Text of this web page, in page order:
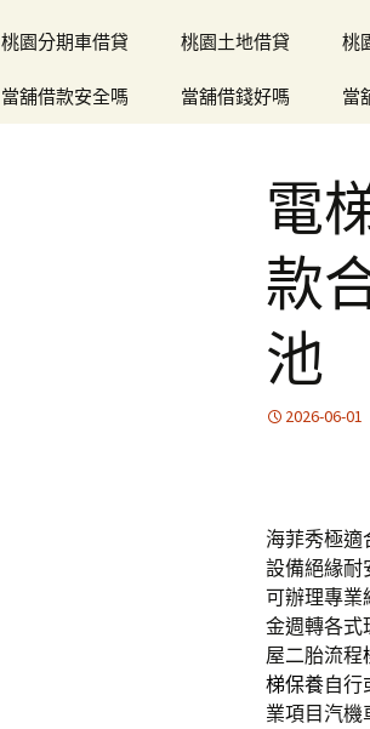
桃園分期車借貸 桃園土地借貸 桃
當舖借款安全嗎 當舖借錢好嗎 當
電
款
池
2026-06-01
海菲秀極適
設備絕緣耐
可辦理專業
金週轉各式
屋二胎流程
梯保養自行
業項目汽機